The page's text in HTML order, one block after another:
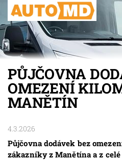
PŮJČOVNA
OMEZENÍ
MANĚTÍN
4.3.2026
Půjčovna dodávek bez
zákazníky z Manětína a z